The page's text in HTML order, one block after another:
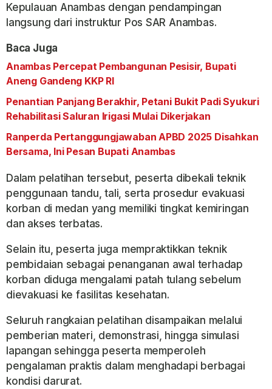
Kepulauan Anambas dengan pendampingan
langsung dari instruktur Pos SAR Anambas.
Baca Juga
Anambas Percepat Pembangunan Pesisir, Bupati
Aneng Gandeng KKP RI
Penantian Panjang Berakhir, Petani Bukit Padi Syukuri
Rehabilitasi Saluran Irigasi Mulai Dikerjakan
Ranperda Pertanggungjawaban APBD 2025 Disahkan
Bersama, Ini Pesan Bupati Anambas
Dalam pelatihan tersebut, peserta dibekali teknik
penggunaan tandu, tali, serta prosedur evakuasi
korban di medan yang memiliki tingkat kemiringan
dan akses terbatas.
Selain itu, peserta juga mempraktikkan teknik
pembidaian sebagai penanganan awal terhadap
korban diduga mengalami patah tulang sebelum
dievakuasi ke fasilitas kesehatan.
Seluruh rangkaian pelatihan disampaikan melalui
pemberian materi, demonstrasi, hingga simulasi
lapangan sehingga peserta memperoleh
pengalaman praktis dalam menghadapi berbagai
kondisi darurat.